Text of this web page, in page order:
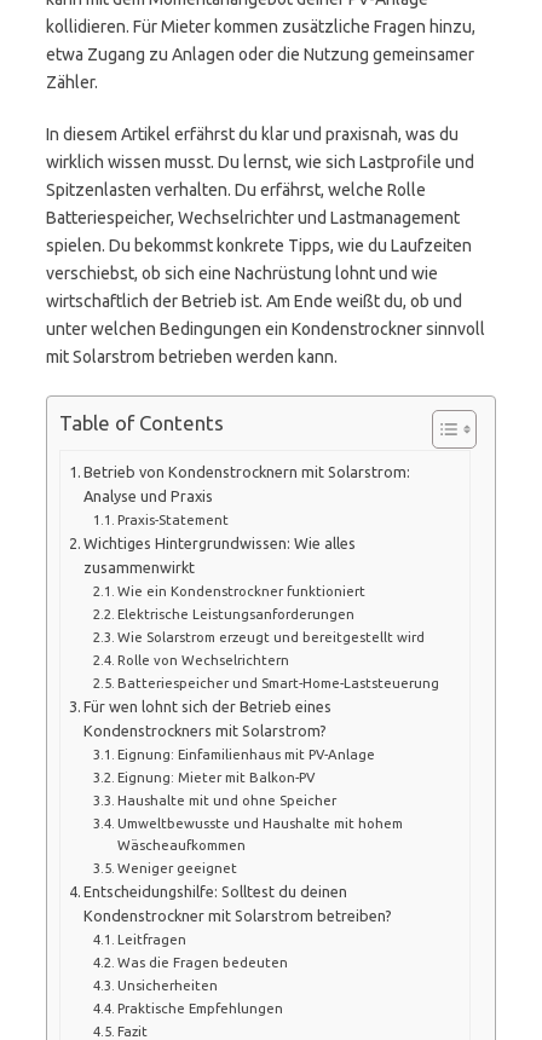
kollidieren. Für Mieter kommen zusätzliche Fragen hinzu,
etwa Zugang zu Anlagen oder die Nutzung gemeinsamer
Zähler.
In diesem Artikel erfährst du klar und praxisnah, was du
wirklich wissen musst. Du lernst, wie sich Lastprofile und
Spitzenlasten verhalten. Du erfährst, welche Rolle
Batteriespeicher, Wechselrichter und Lastmanagement
spielen. Du bekommst konkrete Tipps, wie du Laufzeiten
verschiebst, ob sich eine Nachrüstung lohnt und wie
wirtschaftlich der Betrieb ist. Am Ende weißt du, ob und
unter welchen Bedingungen ein Kondenstrockner sinnvoll
mit Solarstrom betrieben werden kann.
Table of Contents
Betrieb von Kondenstrocknern mit Solarstrom:
Analyse und Praxis
Praxis-Statement
Wichtiges Hintergrundwissen: Wie alles
zusammenwirkt
Wie ein Kondenstrockner funktioniert
Elektrische Leistungsanforderungen
Wie Solarstrom erzeugt und bereitgestellt wird
Rolle von Wechselrichtern
Batteriespeicher und Smart-Home-Laststeuerung
Für wen lohnt sich der Betrieb eines
Kondenstrockners mit Solarstrom?
Eignung: Einfamilienhaus mit PV-Anlage
Eignung: Mieter mit Balkon-PV
Haushalte mit und ohne Speicher
Umweltbewusste und Haushalte mit hohem
Wäscheaufkommen
Weniger geeignet
Entscheidungshilfe: Solltest du deinen
Kondenstrockner mit Solarstrom betreiben?
Leitfragen
Was die Fragen bedeuten
Unsicherheiten
Praktische Empfehlungen
Fazit